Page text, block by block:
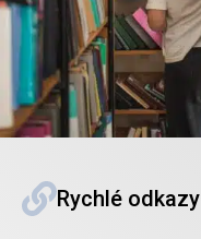
Rychlé odkazy